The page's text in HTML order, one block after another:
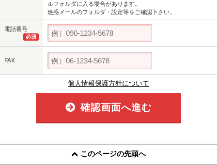
ルフォルダに入る場合があります。
迷惑メールのフォルダ・設定等をご確認下さい。
電話番号
必須
FAX
個人情報保護方針について
確認画面へ進む
このページの先頭へ